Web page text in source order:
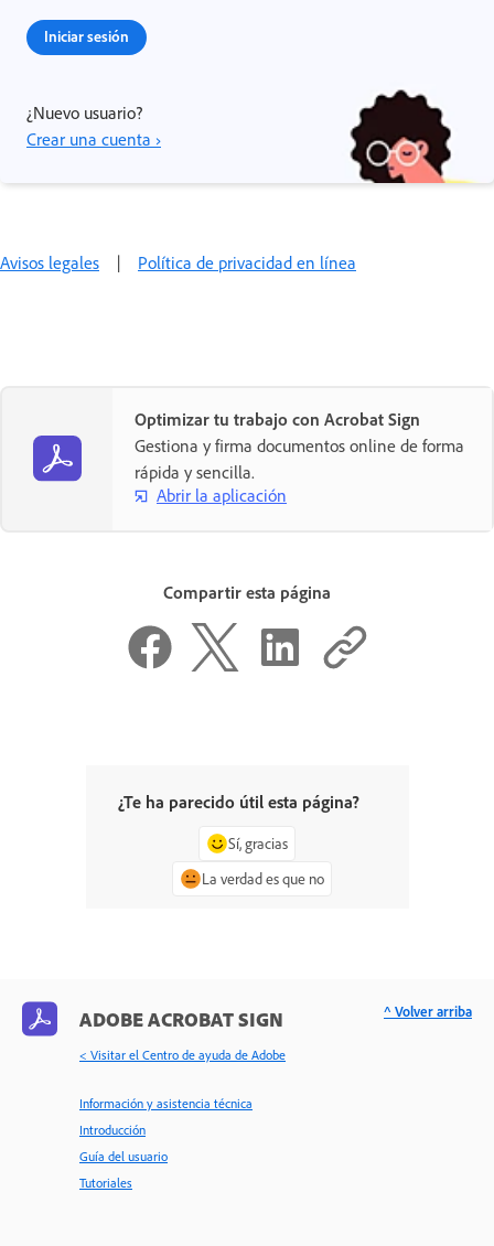
Iniciar sesión
¿Nuevo usuario?
Crear una cuenta ›
Avisos legales | Política de privacidad en línea
Optimizar tu trabajo con Acrobat Sign
Gestiona y firma documentos online de forma
rápida y sencilla.
Abrir la aplicación
Compartir esta página
¿Te ha parecido útil esta página?
Sí, gracias
La verdad es que no
ADOBE ACROBAT SIGN
< Visitar el Centro de ayuda de Adobe
Información y asistencia técnica
Introducción
Guía del usuario
Tutoriales
^ Volver arriba